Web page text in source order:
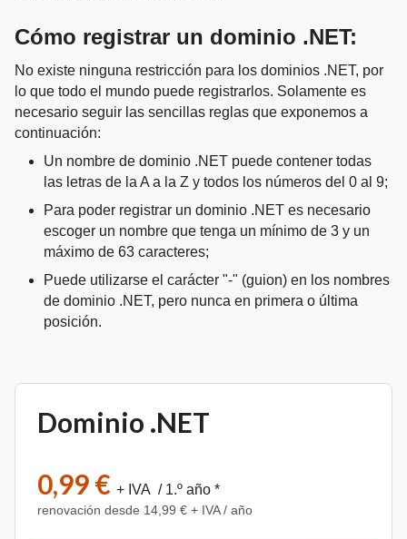
Cómo registrar un dominio .NET:
No existe ninguna restricción para los dominios .NET, por
lo que todo el mundo puede registrarlos. Solamente es
necesario seguir las sencillas reglas que exponemos a
continuación:
Un nombre de dominio .NET puede contener todas
las letras de la A a la Z y todos los números del 0 al 9;
Para poder registrar un dominio .NET es necesario
escoger un nombre que tenga un mínimo de 3 y un
máximo de 63 caracteres;
Puede utilizarse el carácter "-" (guion) en los nombres
de dominio .NET, pero nunca en primera o última
posición.
Dominio .NET
0,99 € + IVA / 1.º año *
renovación desde 14,99 € + IVA / año